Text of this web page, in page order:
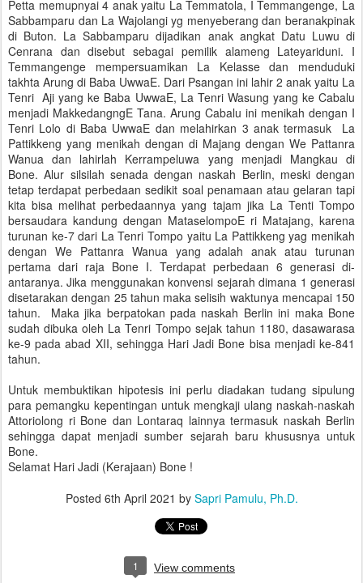
Petta memupnyai 4 anak yaitu La Temmatola, I Temmangenge, La
Sabbamparu dan La Wajolangi yg menyeberang dan beranakpinak
di Buton. La Sabbamparu dijadikan anak angkat Datu Luwu di
Cenrana dan disebut sebagai pemilik alameng Lateyariduni. I
Temmangenge mempersuamikan La Kelasse dan menduduki
takhta Arung di Baba UwwaE. Dari Psangan ini lahir 2 anak yaitu La
Tenri Aji yang ke Baba UwwaE, La Tenri Wasung yang ke Cabalu
menjadi MakkedangngE Tana. Arung Cabalu ini menikah dengan I
Tenri Lolo di Baba UwwaE dan melahirkan 3 anak termasuk La
Pattikkeng yang menikah dengan di Majang dengan We Pattanra
Wanua dan lahirlah Kerrampeluwa yang menjadi Mangkau di
Bone. Alur silsilah senada dengan naskah Berlin, meski dengan
tetap terdapat perbedaan sedikit soal penamaan atau gelaran tapi
kita bisa melihat perbedaannya yang tajam jika La Tenti Tompo
bersaudara kandung dengan MataselompoE ri Matajang, karena
turunan ke-7 dari La Tenri Tompo yaitu La Pattikkeng yag menikah
dengan We Pattanra Wanua yang adalah anak atau turunan
pertama dari raja Bone I. Terdapat perbedaan 6 generasi di-
antaranya. Jika menggunakan konvensi sejarah dimana 1 generasi
disetarakan dengan 25 tahun maka selisih waktunya mencapai 150
tahun. Maka jika berpatokan pada naskah Berlin ini maka Bone
sudah dibuka oleh La Tenri Tompo sejak tahun 1180, dasawarasa
ke-9 pada abad XII, sehingga Hari Jadi Bone bisa menjadi ke-841
tahun.
Untuk membuktikan hipotesis ini perlu diadakan tudang sipulung
para pemangku kepentingan untuk mengkaji ulang naskah-naskah
Attoriolong ri Bone dan Lontaraq lainnya termasuk naskah Berlin
sehingga dapat menjadi sumber sejarah baru khususnya untuk
Bone.
Selamat Hari Jadi (Kerajaan) Bone !
Posted 6th April 2021 by Sapri Pamulu, Ph.D.
1 View comments